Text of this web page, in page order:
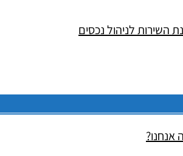
השירות לניהול נכסים
אנחנו?